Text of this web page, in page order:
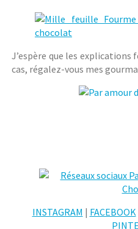
J’espère que les
cas, régalez-vous mes
INSTAGRAM | FACEBOOK